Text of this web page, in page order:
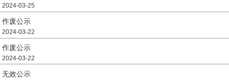
2024-03-25
作废公示
2024-03-22
作废公示
2024-03-22
无效公示